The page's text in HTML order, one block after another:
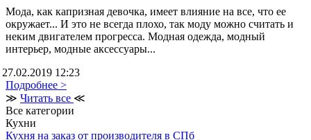
Мода, как капризная девочка, имеет влияние на все, что ее
окружает... И это не всегда плохо, так моду можно считать и
неким двигателем прогресса. Модная одежда, модный
интерьер, модные аксессуары...
27.02.2019 12:23
Подробнее >
≫ Читать все ≪
Все категории
Кухни
Кухня на заказ от производителя в СПб